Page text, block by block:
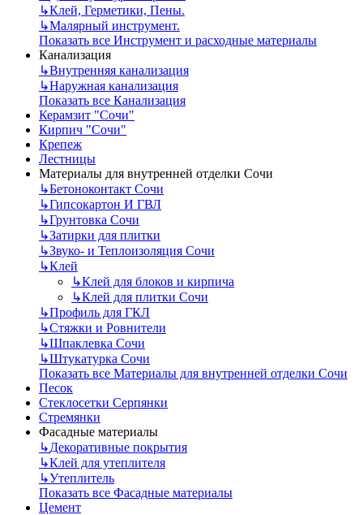
↳Клей, Герметики, Пены.
↳Малярный инструмент.
Показать все Инструмент и расходные материалы
Канализация
↳Внутренняя канализация
↳Наружная канализация
Показать все Канализация
Керамзит "Сочи"
Кирпич "Сочи"
Крепеж
Лестницы
Материалы для внутренней отделки Сочи
↳Бетоноконтакт Сочи
↳Гипсокартон И ГВЛ
↳Грунтовка Сочи
↳Затирки для плитки
↳Звуко- и Теплоизоляция Сочи
↳Клей
↳Клей для блоков и кирпича
↳Клей для плитки Сочи
↳Профиль для ГКЛ
↳Стяжки и Ровнители
↳Шпаклевка Сочи
↳Штукатурка Сочи
Показать все Материалы для внутренней отделки Сочи
Песок
Стеклосетки Серпянки
Стремянки
Фасадные материалы
↳Декоративные покрытия
↳Клей для утеплителя
↳Утеплитель
Показать все Фасадные материалы
Цемент